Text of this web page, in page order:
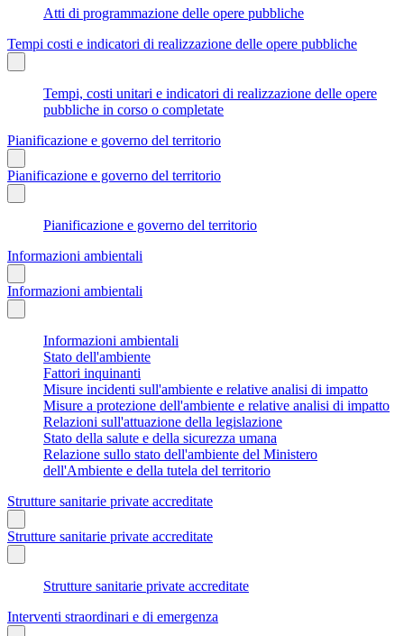
Atti di programmazione delle opere pubbliche
Tempi costi e indicatori di realizzazione delle opere pubbliche
Tempi, costi unitari e indicatori di realizzazione delle opere
pubbliche in corso o completate
Pianificazione e governo del territorio
Pianificazione e governo del territorio
Pianificazione e governo del territorio
Informazioni ambientali
Informazioni ambientali
Informazioni ambientali
Stato dell'ambiente
Fattori inquinanti
Misure incidenti sull'ambiente e relative analisi di impatto
Misure a protezione dell'ambiente e relative analisi di impatto
Relazioni sull'attuazione della legislazione
Stato della salute e della sicurezza umana
Relazione sullo stato dell'ambiente del Ministero
dell'Ambiente e della tutela del territorio
Strutture sanitarie private accreditate
Strutture sanitarie private accreditate
Strutture sanitarie private accreditate
Interventi straordinari e di emergenza